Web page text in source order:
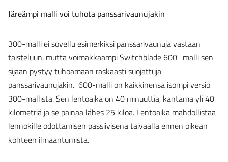
Järeämpi malli voi tuhota panssarivaunujakin
300-malli ei sovellu esimerkiksi panssarivaunuja vastaan
taisteluun, mutta voimakkaampi Switchblade 600 -malli sen
sijaan pystyy tuhoamaan raskaasti suojattuja
panssarivaunujakin. 600-malli on kaikkinensa isompi versio
300-mallista. Sen lentoaika on 40 minuuttia, kantama yli 40
kilometriä ja se painaa lähes 25 kiloa. Lentoaika mahdollistaa
lennokille odottamisen passiivisena taivaalla ennen oikean
kohteen ilmaantumista.